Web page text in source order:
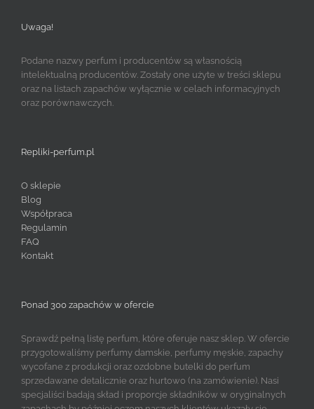
Uwaga!
Podane nazwy perfum i producentów są własnością
intelektualną producentów. Zostały one użyte w treści sklepu
oraz na listach zapachów wyłącznie w celach informacyjnych
oraz porównawczych.
Repliki-perfum.pl
O sklepie
Blog
Współpraca
Regulamin
FAQ
Kontakt
Ponad 300 zapachów w ofercie
Sprawdź pełną listę perfum, które oferuje nasz sklep. W ofercie
przygotowaliśmy perfumy damskie, perfumy męskie, zapachy
wycofane z produkcji oraz ozdobne butelki do perfum
sprzedawane detalicznie oraz hurtowo (na zamówienie). Nasi
specjaliści badają skład i proporcje składników w oryginalnych